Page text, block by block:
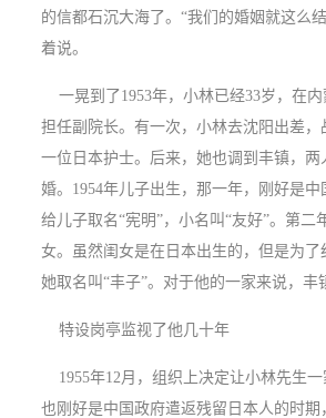
的信都石沉大海了。“我们的婚姻就这么
着说。
一晃到了1953年，小林已经33岁，在
担任副院长。有一次，小林去沈阳出差，
一位日本护士。后来，她也调到丰镇，两
婚。1954年儿子出生，那一年，刚好是
给儿子取名“宪明”，小名叫“友好”。第二
女。虽然闺女是在日本出生的，但是为了
她取名叫“丰子”。对于他的一家来说，丰
特设岗亭监视了他几十年
1955年12月，组织上决定让小林先生一
也刚好是中国政府遣返残留日本人的时期